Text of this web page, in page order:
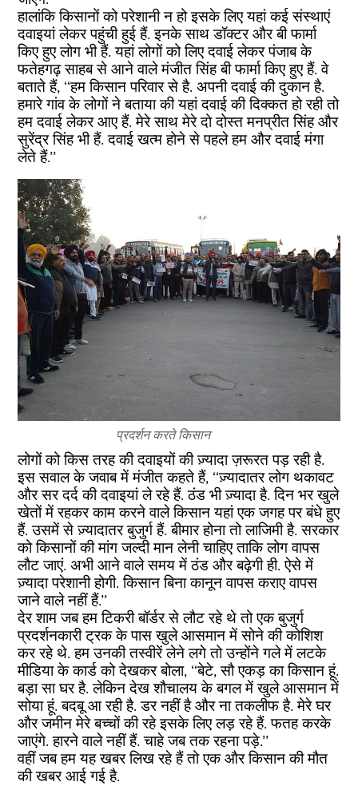
हालांकि किसानों को परेशानी न हो इसके लिए यहां कई संस्थाएं
दवाइयां लेकर पहुंची हुई हैं. इनके साथ डॉक्टर और बी फार्मा
किए हुए लोग भी हैं. यहां लोगों को लिए दवाई लेकर पंजाब के
फतेहगढ़ साहब से आने वाले मंजीत सिंह बी फार्मा किए हुए हैं. वे
बताते हैं, ‘‘हम किसान परिवार से है. अपनी दवाई की दुकान है.
हमारे गांव के लोगों ने बताया की यहां दवाई की दिक्कत हो रही तो
हम दवाई लेकर आए हैं. मेरे साथ मेरे दो दोस्त मनप्रीत सिंह और
सुरेंद्र सिंह भी हैं. दवाई खत्म होने से पहले हम और दवाई मंगा
लेते हैं.’’
प्रदर्शन करते किसान
लोगों को किस तरह की दवाइयों की ज़्यादा ज़रूरत पड़ रही है.
इस सवाल के जवाब में मंजीत कहते हैं, ‘‘ज़्यादातर लोग थकावट
और सर दर्द की दवाइयां ले रहे हैं. ठंड भी ज़्यादा है. दिन भर खुले
खेतों में रहकर काम करने वाले किसान यहां एक जगह पर बंधे हुए
हैं. उसमें से ज़्यादातर बुजुर्ग हैं. बीमार होना तो लाजिमी है. सरकार
को किसानों की मांग जल्दी मान लेनी चाहिए ताकि लोग वापस
लौट जाएं. अभी आने वाले समय में ठंड और बढ़ेगी ही. ऐसे में
ज़्यादा परेशानी होगी. किसान बिना कानून वापस कराए वापस
जाने वाले नहीं हैं.’’
देर शाम जब हम टिकरी बॉर्डर से लौट रहे थे तो एक बुजुर्ग
प्रदर्शनकारी ट्रक के पास खुले आसमान में सोने की कोशिश
कर रहे थे. हम उनकी तस्वीरें लेने लगे तो उन्होंने गले में लटके
मीडिया के कार्ड को देखकर बोला, ‘‘बेटे, सौ एकड़ का किसान हूं.
बड़ा सा घर है. लेकिन देख शौचालय के बगल में खुले आसमान में
सोया हूं. बदबू आ रही है. डर नहीं है और ना तकलीफ है. मेरे घर
और जमीन मेरे बच्चों की रहे इसके लिए लड़ रहे हैं. फतह करके
जाएंगे. हारने वाले नहीं हैं. चाहे जब तक रहना पड़े.’’
वहीं जब हम यह खबर लिख रहे हैं तो एक और किसान की मौत
की खबर आई गई है.